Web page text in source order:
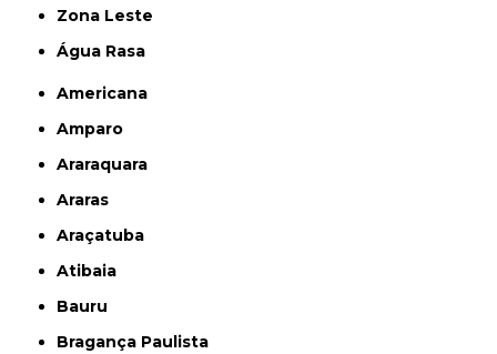
Zona Leste
Água Rasa
Americana
Amparo
Araraquara
Araras
Araçatuba
Atibaia
Bauru
Bragança Paulista